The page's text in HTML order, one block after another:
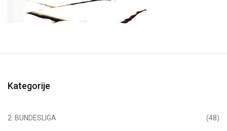
Kategorije
2. BUNDESLIGA (48)